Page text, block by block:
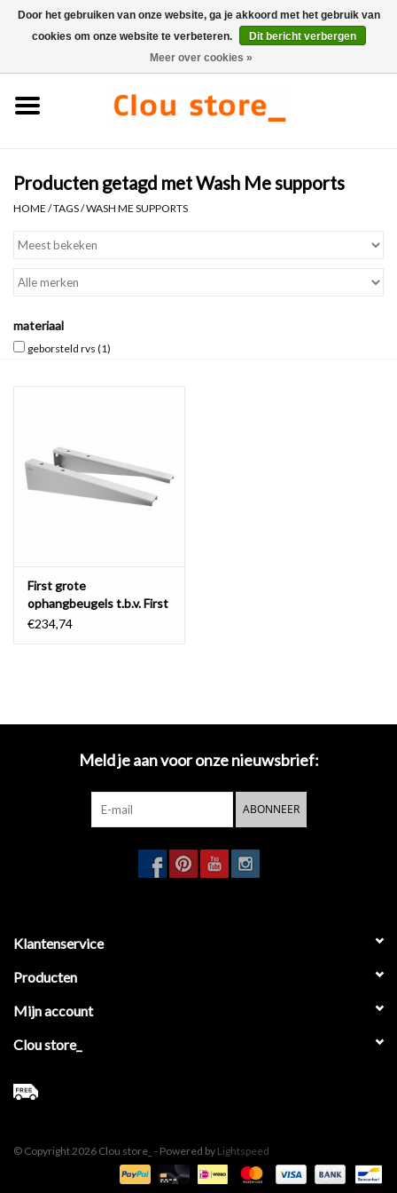
0 Artikelen - €0,00
Fonteinsets
Toiletten
Kranen & afvoeren
Badkamer accessoires
Merken
Producten getagd met Wash Me supports
HOME /TAGS/WASH ME SUPPORTS
materiaal
geborsteld rvs (1)
First grote
ophangbeugels t.b.v. First
wastafelplanchetten en
€234,74
Meld je aan voor onze nieuwsbrief:
ABONNEER
Klantenservice
Producten
Mijn account
Clou store_
© Copyright 2026 Clou store_ - Powered by Lightspeed
Door het gebruiken van onze website, ga je akkoord met het gebruik van
cookies om onze website te verbeteren.
Dit bericht verbergen
Meer over cookies »